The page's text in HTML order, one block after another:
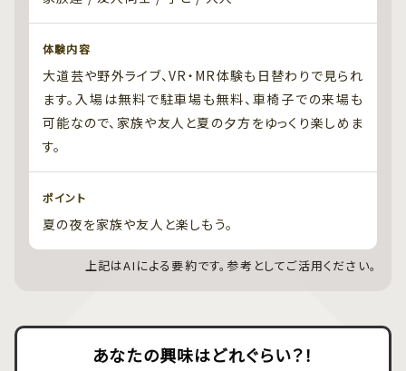
体験内容
大道芸や野外ライブ、VR・MR体験も日替わりで見られ
ます。入場は無料で駐車場も無料、車椅子での来場も
可能なので、家族や友人と夏の夕方をゆっくり楽しめま
す。
ポイント
夏の夜を家族や友人と楽しもう。
上記はAIによる要約です。参考としてご活用ください。
あなたの興味はどれぐらい？！